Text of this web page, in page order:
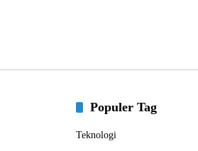
Populer Tag
Teknologi